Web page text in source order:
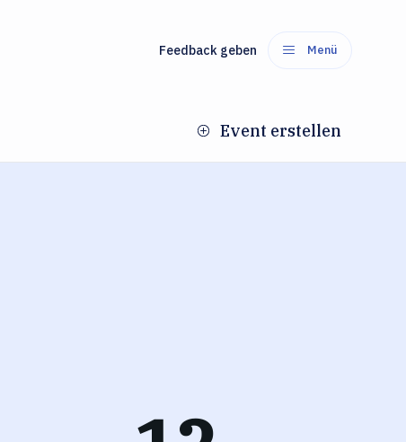
Feedback geben Menü
Event erstellen